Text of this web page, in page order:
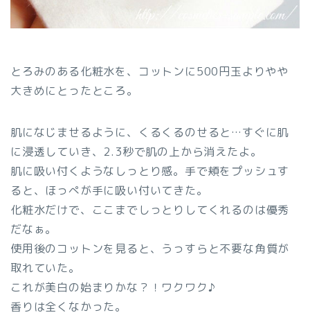
とろみのある化粧水を、コットンに500円玉よりやや
大きめにとったところ。
肌になじませるように、くるくるのせると…すぐに肌
に浸透していき、2.3秒で肌の上から消えたよ。
肌に吸い付くようなしっとり感。 手で頬をプッシュす
ると、ほっぺが手に吸い付いてきた。
化粧水だけで、ここまでしっとりしてくれるのは優秀
だなぁ。
使用後のコットンを見ると、 うっすらと不要な角質が
取れていた。
これが美白の始まりかな？！ワクワク♪
香りは全くなかった。